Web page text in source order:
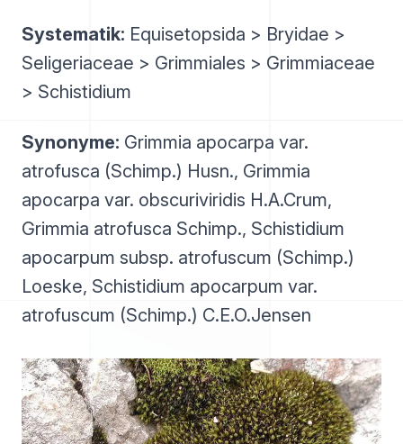
Systematik: Equisetopsida > Bryidae >
Seligeriaceae > Grimmiales > Grimmiaceae
> Schistidium
Synonyme: Grimmia apocarpa var.
atrofusca (Schimp.) Husn., Grimmia
apocarpa var. obscuriviridis H.A.Crum,
Grimmia atrofusca Schimp., Schistidium
apocarpum subsp. atrofuscum (Schimp.)
Loeske, Schistidium apocarpum var.
atrofuscum (Schimp.) C.E.O.Jensen